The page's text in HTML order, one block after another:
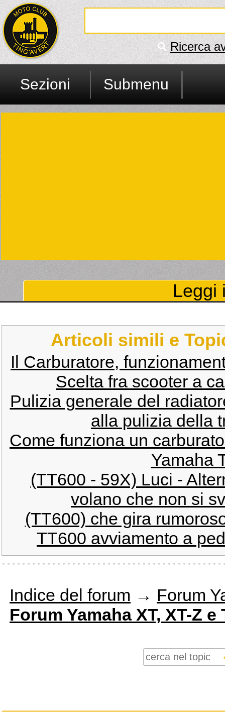
Ricerca
Sezioni Submenu
Leggi
Articoli simili e
Il Carburatore,
Scelta fra scooter a
Pulizia generale del
alla pulizia della
Come funziona un
Yamaha
(TT600 - 59X) Luci -
volano che non si
(TT600) che gira
TT600 avviamento a
Indice del forum → Forum
Forum Yamaha XT, XT-Z e